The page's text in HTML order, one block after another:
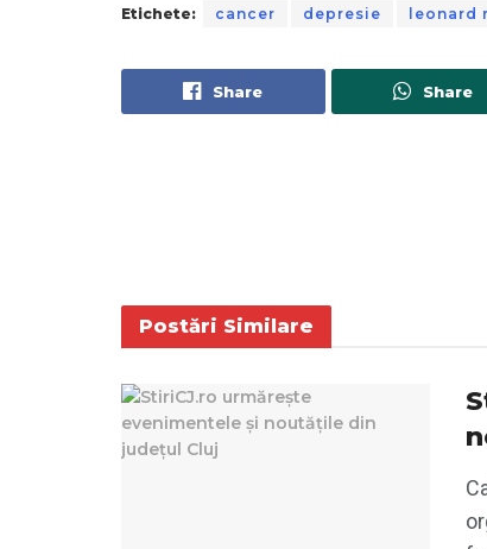
Etichete: cancer depresie leonard
Share Share
Postări Similare